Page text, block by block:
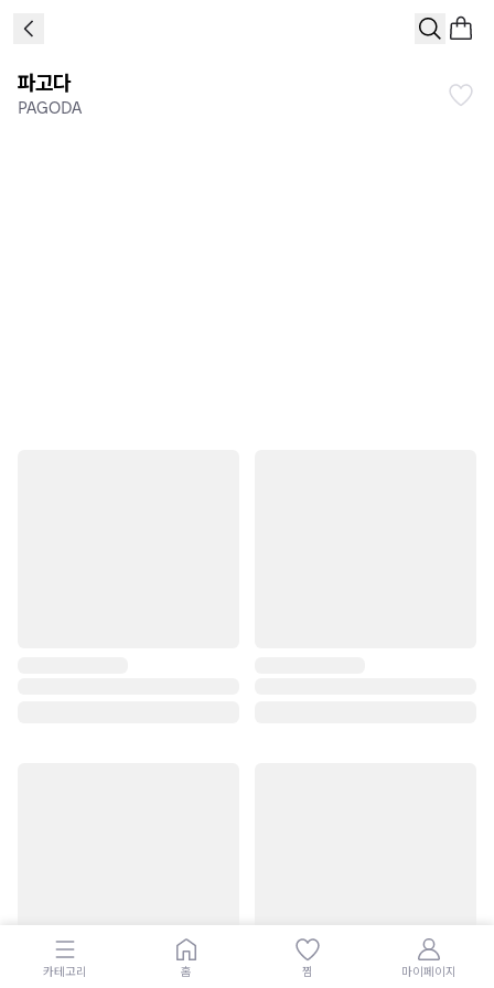
파고다
PAGODA
카테고리 홈 찜 마이페이지